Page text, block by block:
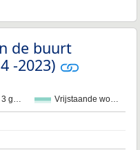
de buurt
-2023)
3 g… Vrijstaande wo…